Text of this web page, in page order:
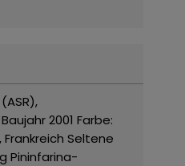
2001 Farbe:
Seltene
Pininfarina-